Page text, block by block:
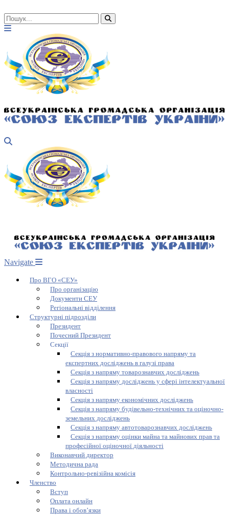
Navigate
Про ВГО «СЕУ»
Про організацію
Документи СЕУ
Регіональні відділення
Структурні підрозділи
Президент
Почесний Президент
Секції
Секція з нормативно-правового напряму та
експертних досліджень в галузі права
Секція з напряму товарознавчих досліджень
Секція з напряму досліджень у сфері інтелектуальної
власності
Секція з напряму економічних досліджень
Секція з напряму будівельно-технічних та оціночно-
земельних досліджень
Секція з напряму автотоварознавчих досліджень
Секція з напряму оцінки майна та майнових прав та
професійної оціночної діяльності
Виконавчий директор
Методична рада
Контрольно-ревізійна комісія
Членство
Вступ
Оплата онлайн
Права і обов’язки